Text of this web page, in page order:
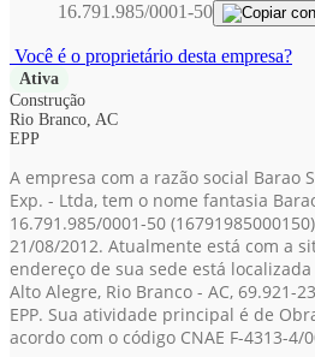
16.791.985/0001-50
Você é o proprietário desta empresa?
Ativa
Construção
Rio Branco, AC
EPP
A empresa com a razão social Barao
Exp. - Ltda, tem o nome fantasia
16.791.985/0001-50 (16791985000150)
21/08/2012. Atualmente está com a
endereço de sua sede está localizada
Alto Alegre, Rio Branco - AC, 69.921-
EPP. Sua atividade principal é de
acordo com o código CNAE F-4313-4/